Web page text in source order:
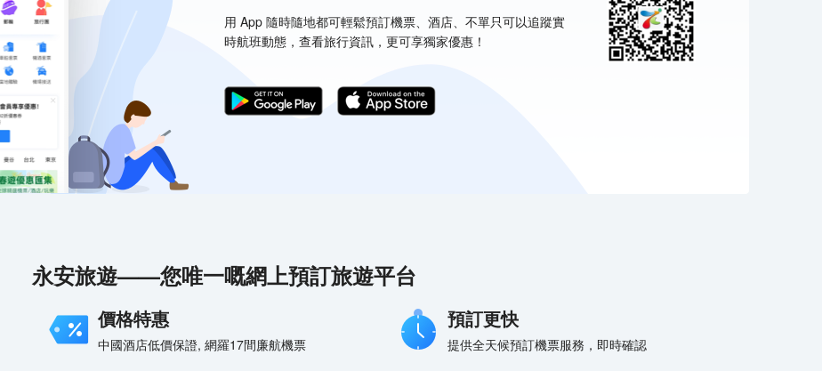
用 App 隨時隨地都可輕鬆預訂機票、酒店、不單只可以追蹤實
時航班動態，查看旅行資訊，更可享獨家優惠！
永安旅遊——您唯一嘅網上預訂旅遊平台
價格特惠
中國酒店低價保證, 網羅17間廉航機票
預訂更快
提供全天候預訂機票服務，即時確認